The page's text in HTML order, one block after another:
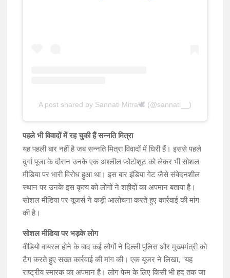
A post shared by Sannati Mitra🕊️ (@sannati__)
पहले भी विवादों में रह चुकी हैं सन्नति मित्रा
यह पहली बार नहीं है जब सन्नति मित्रा विवादों में घिरी हैं। इससे पहले
दुर्गा पूजा के दौरान उनके एक अश्लील फोटोशूट को लेकर भी सोशल
मीडिया पर भारी विरोध हुआ था। इस बार इंडिया गेट जैसे संवेदनशील
स्थान पर उनके इस कृत्य को लोगों ने शहीदों का अपमान बताया है।
सोशल मीडिया पर यूजर्स ने कड़ी आलोचना करते हुए कार्रवाई की मांग
की है।
सोशल मीडिया पर भड़के लोग
वीडियो वायरल होने के बाद कई लोगों ने दिल्ली पुलिस और मुख्यमंत्री को
टैग करते हुए सख्त कार्रवाई की मांग की। एक यूजर ने लिखा, “यह
राष्ट्रीय स्मारक का अपमान है। लोग फेम के लिए किसी भी हद तक जा